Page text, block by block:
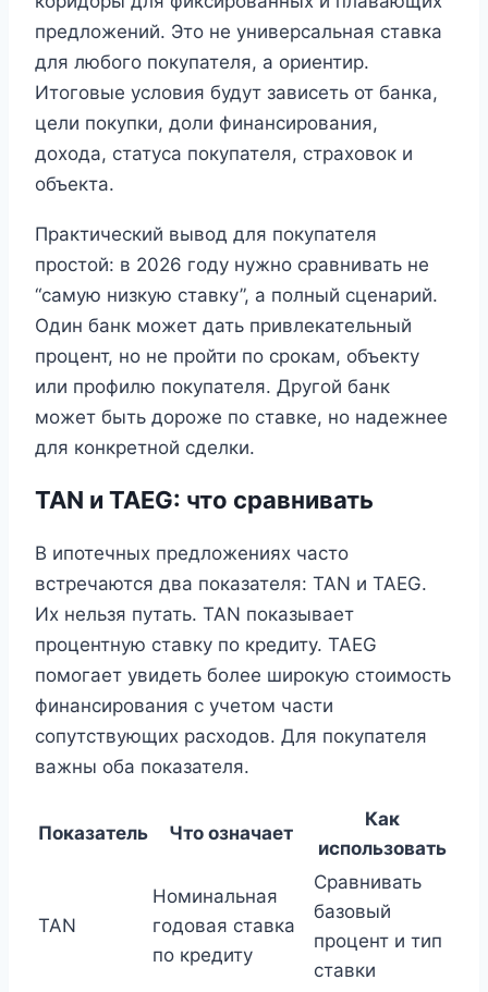
предложений. Это не универсальная ставка
для любого покупателя, а ориентир.
Итоговые условия будут зависеть от банка,
цели покупки, доли финансирования,
дохода, статуса покупателя, страховок и
объекта.
Практический вывод для покупателя
простой: в 2026 году нужно сравнивать не
“самую низкую ставку”, а полный сценарий.
Один банк может дать привлекательный
процент, но не пройти по срокам, объекту
или профилю покупателя. Другой банк
может быть дороже по ставке, но надежнее
для конкретной сделки.
TAN и TAEG: что сравнивать
В ипотечных предложениях часто
встречаются два показателя: TAN и TAEG.
Их нельзя путать. TAN показывает
процентную ставку по кредиту. TAEG
помогает увидеть более широкую стоимость
финансирования с учетом части
сопутствующих расходов. Для покупателя
важны оба показателя.
Показатель Что означает
Как
использовать
TAN
Номинальная
годовая ставка
по кредиту
Сравнивать
базовый
процент и тип
ставки